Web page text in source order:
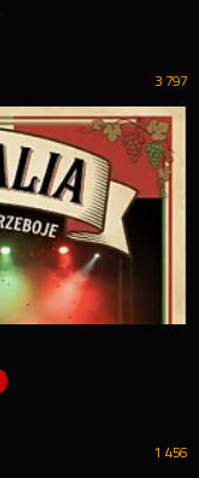
3 797
1 456